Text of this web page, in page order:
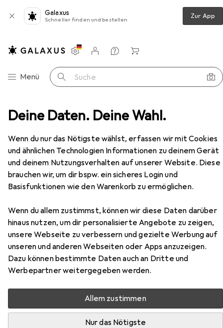
Deine Daten. Deine Wahl.
Wenn du nur das Nötigste wählst, erfassen wir mit Cookies
und ähnlichen Technologien Informationen zu deinem Gerät
und deinem Nutzungsverhalten auf unserer Website. Diese
brauchen wir, um dir bspw. ein sicheres Login und
Basisfunktionen wie den Warenkorb zu ermöglichen.
Wenn du allem zustimmst, können wir diese Daten darüber
hinaus nutzen, um dir personalisierte Angebote zu zeigen,
unsere Webseite zu verbessern und gezielte Werbung auf
unseren und anderen Webseiten oder Apps anzuzeigen.
Dazu können bestimmte Daten auch an Dritte und
Werbepartner weitergegeben werden.
Allem zustimmen
Nur das Nötigste
Galaxus
Schneller finden und bestellen Zur App
Navigation nach Kategorien
Menü Suche
Einstellungen
Kundenkonto
Vergleichslisten
Merklisten
Warenkorb
+ Tastaturen Maus Omega OM-520 mouse
EUR
8,90
Omega OM-520 mouse
Kabelgebunden
Zubehör für Omega OM-520
mouse
Hier findest du passendes Zubehör zum Produkt Omega
OM-520 mouse aus der Kategorie Mausmatte.
Relevanz